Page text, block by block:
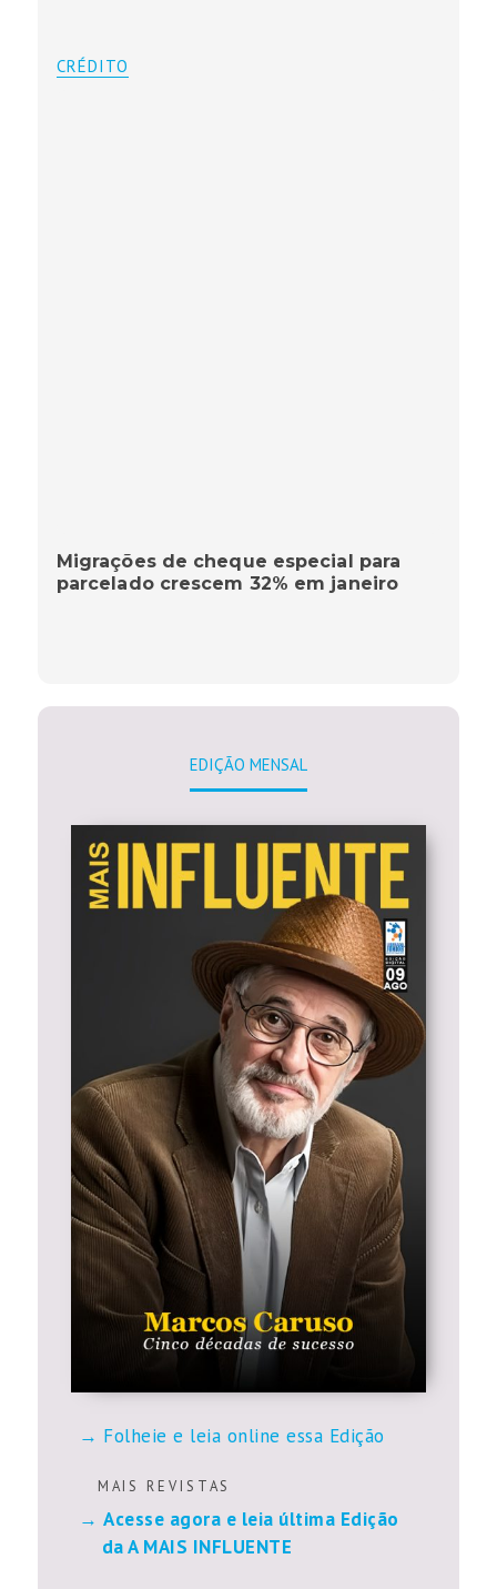
CRÉDITO
Migrações de cheque especial para
parcelado crescem 32% em janeiro
EDIÇÃO MENSAL
Folheie e leia online essa Edição
M A I S R E V I S T A S
Acesse agora e leia última Edição
da A MAIS INFLUENTE